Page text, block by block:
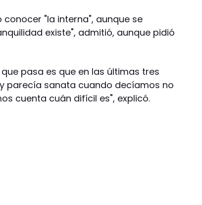
"la interna", aunque se
existe", admitió, aunque pidió
pasa es que en las últimas tres
parecía sanata cuando decíamos no
cuenta cuán difícil es", explicó.